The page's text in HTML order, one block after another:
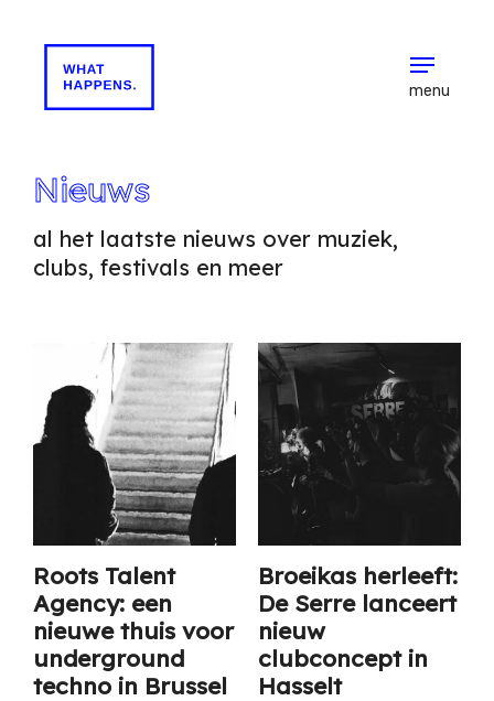
menu
Nieuws
al het laatste nieuws over muziek,
clubs, festivals en meer
Roots Talent
Agency: een
nieuwe thuis voor
underground
techno in Brussel
Broeikas herleeft:
De Serre lanceert
nieuw
clubconcept in
Hasselt